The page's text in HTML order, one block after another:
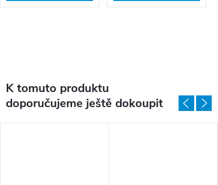
K tomuto produktu
doporučujeme ještě dokoupit